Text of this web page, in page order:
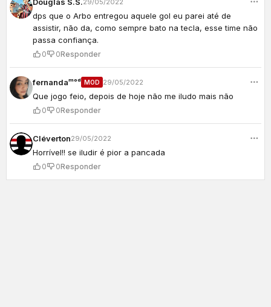
dps que o Arbo entregou aquele gol eu parei até de
assistir, não da, como sempre bato na tecla, esse time não
passa confiança.
0 0Responder
fernandaᵐᵒᵈ MOD 29/05/2022
Que jogo feio, depois de hoje não me iludo mais não
0 0Responder
Cléverton29/05/2022
Horrível!! se iludir é pior a pancada
0 0Responder